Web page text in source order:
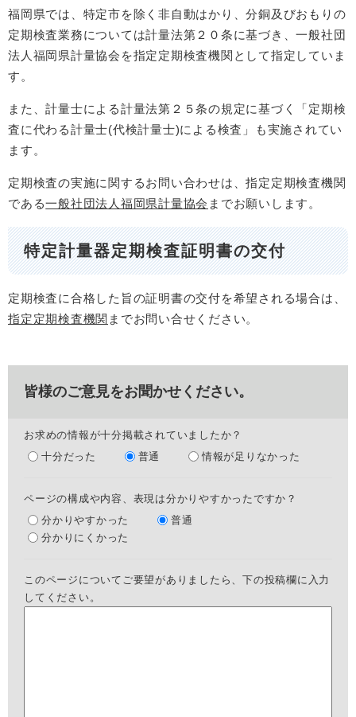
福岡県では、特定市を除く非自動はかり、分銅及びおもりの
定期検査業務については計量法第２０条に基づき、一般社団
法人福岡県計量協会を指定定期検査機関として指定していま
す。
また、計量士による計量法第２５条の規定に基づく「定期検
査に代わる計量士(代検計量士)による検査」も実施されてい
ます。
定期検査の実施に関するお問い合わせは、指定定期検査機関
である一般社団法人福岡県計量協会 までお願いします。
特定計量器定期検査証明書の交付
定期検査に合格した旨の証明書の交付を希望される場合は、
指定定期検査機関 までお問い合せください。
皆様のご意見をお聞かせください。
お求めの情報が十分掲載されていましたか？
十分だった
普通 情報が足りなかった
ページの構成や内容、表現は分かりやすかったですか？
分かりやすかった
普通
分かりにくかった
このページについてご要望がありましたら、下の投稿欄に入力
してください。